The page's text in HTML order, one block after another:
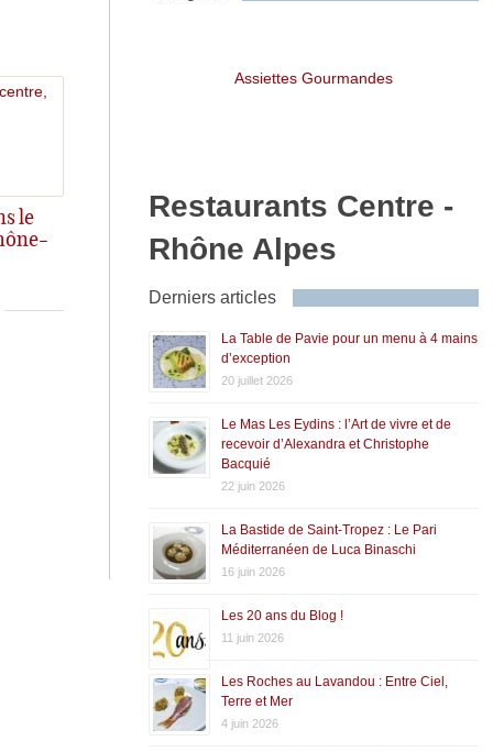
le
Assiettes Gourmandes
Restaurants Centre -
Rhône Alpes
Derniers articles
La Table de Pavie pour un menu à 4 mains
d’exception
20 juillet 2026
Le Mas Les Eydins : l’Art de vivre et de
recevoir d’Alexandra et Christophe
Bacquié
22 juin 2026
La Bastide de Saint-Tropez : Le Pari
Méditerranéen de Luca Binaschi
16 juin 2026
Les 20 ans du Blog !
11 juin 2026
Les Roches au Lavandou : Entre Ciel,
Terre et Mer
4 juin 2026